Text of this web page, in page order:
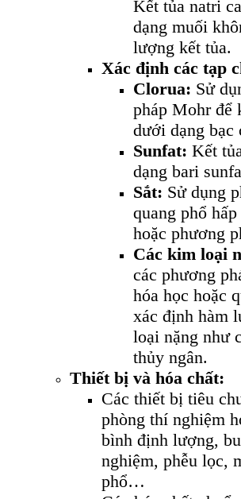
Kết tủa natri
dạng muối
lượng kết tủa.
Xác định các tạp
Clorua: Sử
pháp Mohr để
dưới dạng bạc
Sunfat: Kết
dạng bari
Sắt: Sử dụng
quang phổ
hoặc phương
Các kim loại
các phương
hóa học hoặc
xác định hàm
loại nặng như
thủy ngân.
Thiết bị và hóa chất:
Các thiết bị tiêu
phòng thí nghiệm
bình định lượng,
nghiệm, phễu lọc,
phổ…